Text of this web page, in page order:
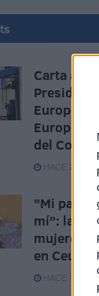
Carta
Europea,
Europeo y
del
HACE 2
"Mi padre
mí": la
mujeres
en Ceuta
HACE 1